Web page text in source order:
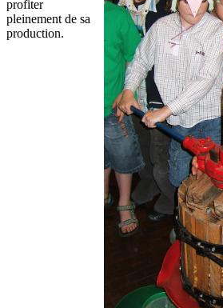
profiter
pleinement de sa
production.